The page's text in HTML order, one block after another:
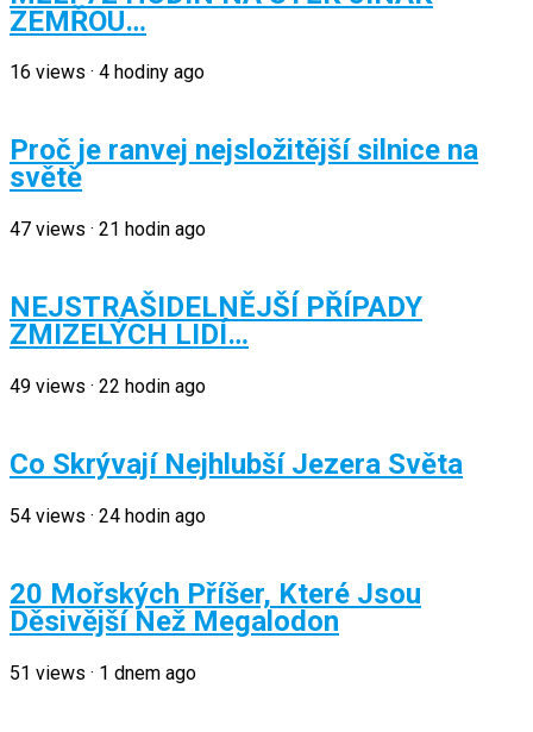
ZEMŘOU…
16 views · 4 hodiny ago
Proč je ranvej nejsložitější silnice na
světě
47 views · 21 hodin ago
NEJSTRAŠIDELNĚJŠÍ PŘÍPADY
ZMIZELÝCH LIDÍ…
49 views · 22 hodin ago
Co Skrývají Nejhlubší Jezera Světa
54 views · 24 hodin ago
20 Mořských Příšer, Které Jsou
Děsivější Než Megalodon
51 views · 1 dnem ago